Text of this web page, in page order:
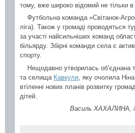
тому, вже широко відомий не тільки в
Футбольна команда «Світанок-
ліга). Також у громаді проводяться
за участі найсильніших команд
більярду. Збірні команди села є
спорту.
Нещодавно утворилась об’єднана
та селища Кавкули , яку очолила
втіленні нових планів розвитку
дітей.
Василь ХАХАЛИНА,